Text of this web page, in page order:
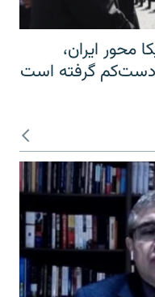
محور ایران،
دست‌کم گرفته است